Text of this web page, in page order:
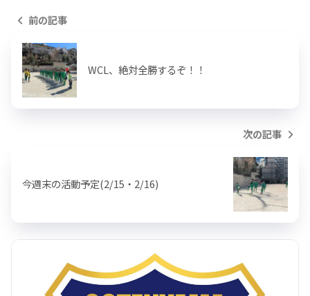
前の記事
WCL、絶対全勝するぞ！！
次の記事
今週末の活動予定(2/15・2/16)